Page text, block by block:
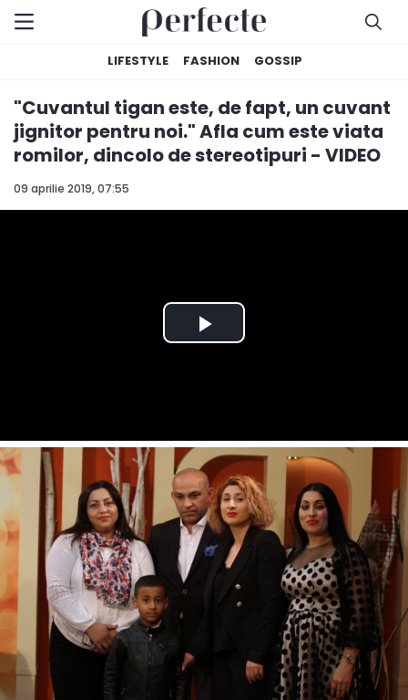
LIFESTYLE FASHION GOSSIP
09 aprilie 2019, 07:55
"Cuvantul tigan este, de fapt, un cuvant
jignitor pentru noi." Afla cum este viata
romilor, dincolo de stereotipuri - VIDEO